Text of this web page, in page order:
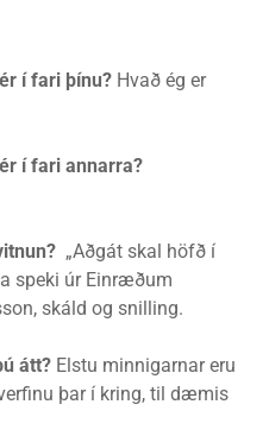
í fari þínu? Hvað ég er
í fari annarra?
„Aðgát skal höfð í
speki úr Einræðum
skáld og snilling.
átt? Elstu minnigarnar eru
þar í kring, til dæmis